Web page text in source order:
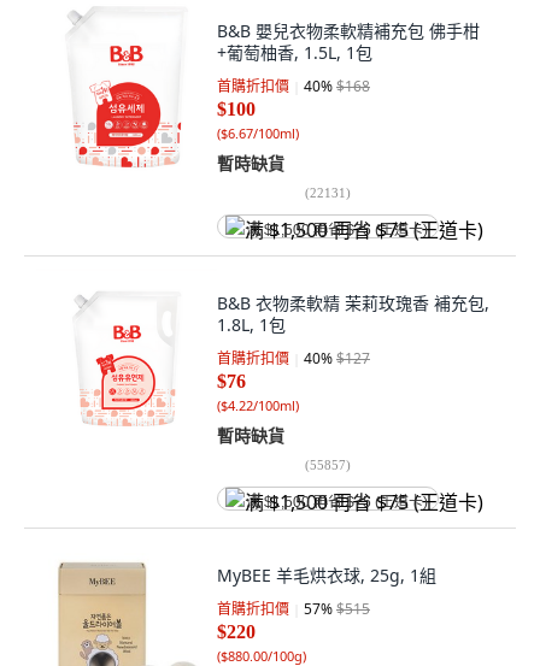
B&B 嬰兒衣物柔軟精補充包 佛手柑
+葡萄柚香, 1.5L, 1包
首購折扣價 40%$168
$100
($6.67/100ml)
暫時缺貨
(22131)
满 $1,500 再省 $75 (王道卡)
B&B 衣物柔軟精 茉莉玫瑰香 補充包,
1.8L, 1包
首購折扣價 40%$127
$76
($4.22/100ml)
暫時缺貨
(55857)
满 $1,500 再省 $75 (王道卡)
MyBEE 羊毛烘衣球, 25g, 1組
首購折扣價 57%$515
$220
($880.00/100g)